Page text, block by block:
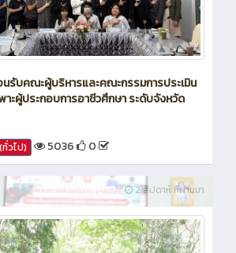
นรับคณะผู้บริหารและคณะกรรมการประเมิน
าะผู้ประกอบการอาชีวศึกษา ระดับจังหวัด
วไป) 5036 0
2 สัปดาห์ ที่ผ่านมา